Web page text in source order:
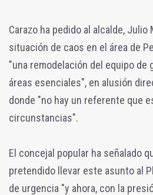
Carazo ha pedido al alcalde, Julio
situación de caos en el área de
"una remodelación del equipo de
áreas esenciales", en alusión
donde "no hay un referente que
circunstancias".
El concejal popular ha señalado
pretendido llevar este asunto al
de urgencia "y ahora, con la